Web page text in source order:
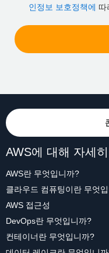
인정보 보호정책에 따
AWS에 대해 자세히
AWS란 무엇입니까?
클라우드 컴퓨팅이란 무엇
AWS 접근성
DevOps란 무엇입니까?
컨테이너란 무엇입니까?